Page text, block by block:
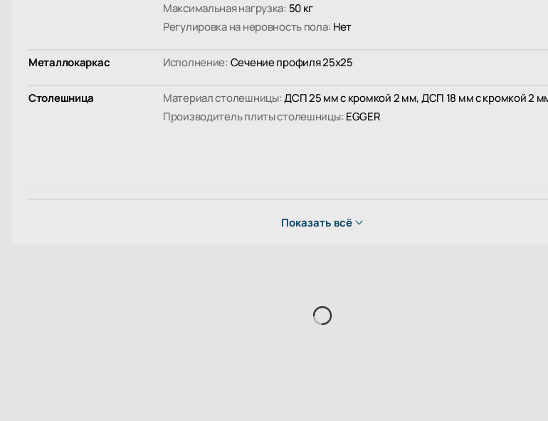
Максимальная нагрузка: 50 кг
Регулировка на неровность пола: Нет
Металлокаркас Исполнение: Сечение профиля 25х25
Столешница Материал столешницы:ДСП 25 мм с кромкой 2 мм, ДСП 18 мм с кромкой 2
Производитель плиты столешницы: EGGER
Показать всё